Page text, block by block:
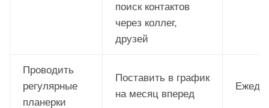
поиск контактов
через коллег,
друзей
Проводить
регулярные
планерки
Поставить в график
на месяц вперед